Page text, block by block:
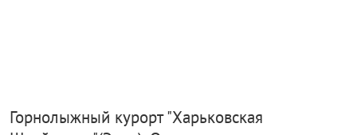
Горнолыжный курорт "Харьковская